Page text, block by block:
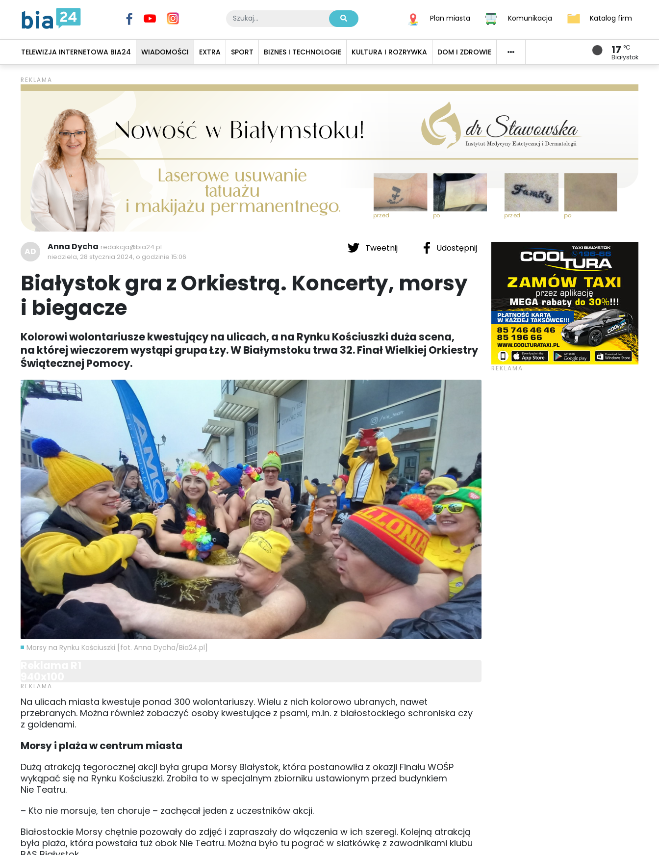
Plan miasta Komunikacja Katalog firm
TELEWIZJA INTERNETOWA BIA24 WIADOMOŚCI EXTRA SPORT BIZNES I TECHNOLOGIE KULTURA I ROZRYWKA DOM I ZDROWIE 17 °C
Białystok
Tweetnij Udostępnij
AD Anna Dycha redakcja@bia24.pl
niedziela, 28 stycznia 2024, o godzinie 15:06
Białystok gra z Orkiestrą. Koncerty, morsy
i biegacze
Kolorowi wolontariusze kwestujący na ulicach, a na Rynku Kościuszki duża scena,
na której wieczorem wystąpi grupa Łzy. W Białymstoku trwa 32. Finał Wielkiej Orkiestry
Świątecznej Pomocy.
Morsy na Rynku Kościuszki [fot. Anna Dycha/Bia24.pl]
Na ulicach miasta kwestuje ponad 300 wolontariuszy. Wielu z nich kolorowo ubranych, nawet
przebranych. Można również zobaczyć osoby kwestujące z psami, m.in. z białostockiego schroniska czy
z goldenami.
Morsy i plaża w centrum miasta
Dużą atrakcją tegorocznej akcji była grupa Morsy Białystok, która postanowiła z okazji Finału WOŚP
wykąpać się na Rynku Kościuszki. Zrobiła to w specjalnym zbiorniku ustawionym przed budynkiem
Nie Teatru.
– Kto nie morsuje, ten choruje – zachęcał jeden z uczestników akcji.
Białostockie Morsy chętnie pozowały do zdjęć i zapraszały do włączenia w ich szeregi. Kolejną atrakcją
była plaża, która powstała tuż obok Nie Teatru. Można było tu pograć w siatkówkę z zawodnikami klubu